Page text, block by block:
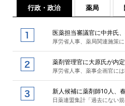
行政・政治 薬局
医薬担当審議官に中井氏
厚労省人事、薬局関連施策
薬剤管理官に大原氏が内定
厚労省人事、薬事企画官に
新人候補に薬剤師10人、
日薬連盟集計「過去にない規